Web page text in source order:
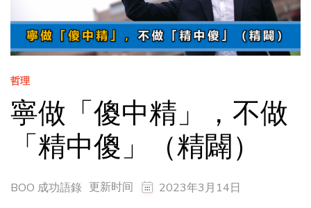
哲理
寧做「傻中精」，不做
「精中傻」（精闢）
BOO 成功語錄 更新时间 2023年3月14日